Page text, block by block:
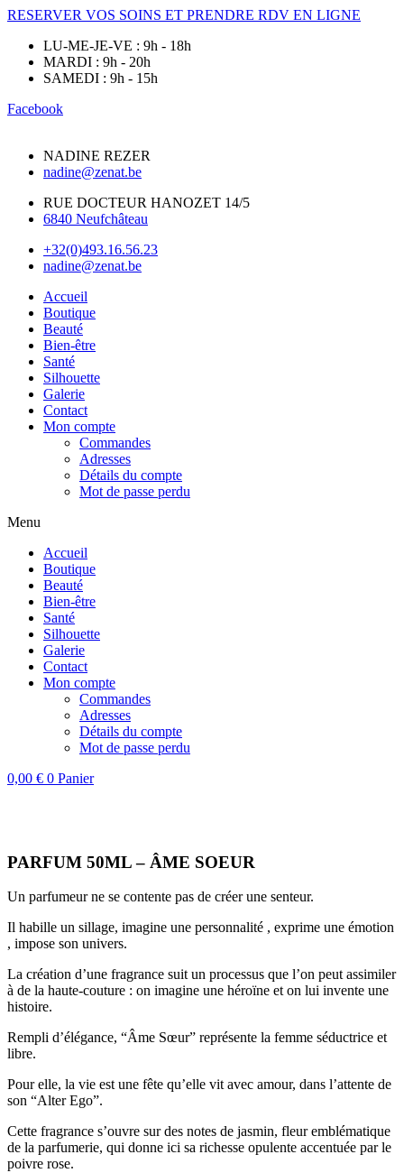
RESERVER VOS SOINS ET PRENDRE RDV EN LIGNE
LU-ME-JE-VE : 9h - 18h
MARDI : 9h - 20h
SAMEDI : 9h - 15h
Facebook
NADINE REZER
nadine@zenat.be
RUE DOCTEUR HANOZET 14/5
6840 Neufchâteau
+32(0)493.16.56.23
nadine@zenat.be
Accueil
Boutique
Beauté
Bien-être
Santé
Silhouette
Galerie
Contact
Mon compte
Commandes
Adresses
Détails du compte
Mot de passe perdu
Menu
Accueil
Boutique
Beauté
Bien-être
Santé
Silhouette
Galerie
Contact
Mon compte
Commandes
Adresses
Détails du compte
Mot de passe perdu
0,00 € 0 Panier
PARFUM 50ML – ÂME SOEUR
Un parfumeur ne se contente pas de créer une senteur.
Il habille un sillage, imagine une personnalité , exprime une émotion
, impose son univers.
La création d’une fragrance suit un processus que l’on peut assimiler
à de la haute-couture : on imagine une héroïne et on lui invente une
histoire.
Rempli d’élégance, “Âme Sœur” représente la femme séductrice et
libre.
Pour elle, la vie est une fête qu’elle vit avec amour, dans l’attente de
son “Alter Ego”.
Cette fragrance s’ouvre sur des notes de jasmin, fleur emblématique
de la parfumerie, qui donne ici sa richesse opulente accentuée par le
poivre rose.